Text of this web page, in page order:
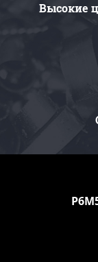
Высокие